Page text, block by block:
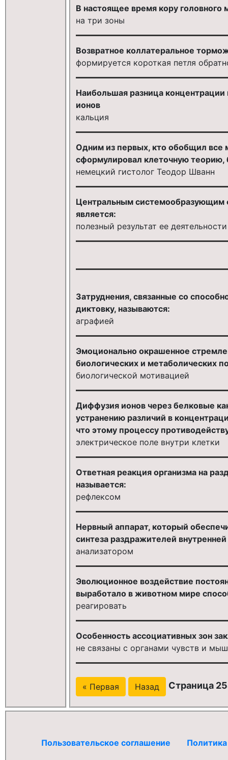
В настоящее время кору головного
на три зоны
Возвратное коллатеральное
формируется короткая петля
Наибольшая разница
ионов
кальция
Одним из первых, кто обобщил все
сформулировал клеточную теорию,
немецкий гистолог Теодор Шванн
Центральным системообразующим
является:
полезный результат ее деятельности
Затруднения, связанные со
диктовку, называются:
аграфией
Эмоционально окрашенное
биологических и метаболических
биологической мотивацией
Диффузия ионов через белковые
устранению различий в
что этому процессу
электрическое поле внутри клетки
Ответная реакция организма на
называется:
рефлексом
Нервный аппарат, который
синтеза раздражителей
анализатором
Эволюционное воздействие
выработало в животном мире
реагировать
Особенность ассоциативных зон
не связаны с органами чувств и
« Первая Назад Страница
Пользовательское соглашение